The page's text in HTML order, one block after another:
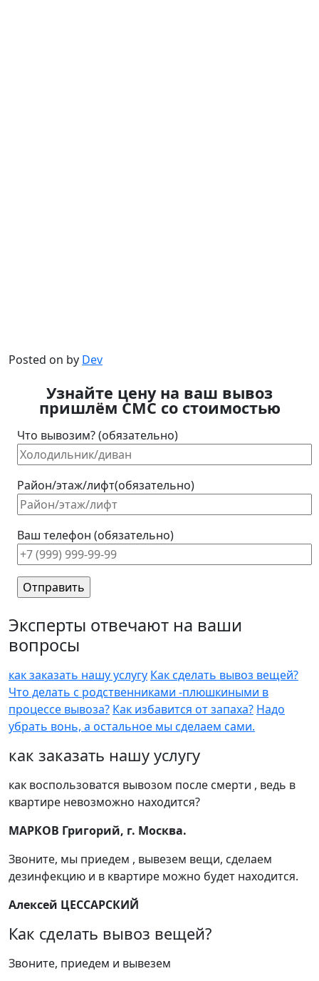
Posted on by Dev
Узнайте цену на ваш вывоз
пришлём СМС со стоимостью
Что вывозим? (обязательно)
Район/этаж/лифт(обязательно)
Ваш телефон (обязательно)
Эксперты отвечают на ваши
вопросы
как заказать нашу услугу Как сделать вывоз вещей?
Что делать с родственниками -плюшкиными в
процессе вывоза? Как избавится от запаха? Надо
убрать вонь, а остальное мы сделаем сами.
как заказать нашу услугу
как воспользоватся вывозом после смерти , ведь в
квартире невозможно находится?
МАРКОВ Григорий, г. Москва.
Звоните, мы приедем , вывезем вещи, сделаем
дезинфекцию и в квартире можно будет находится.
Алексей ЦЕССАРСКИЙ
Как сделать вывоз вещей?
Звоните, приедем и вывезем